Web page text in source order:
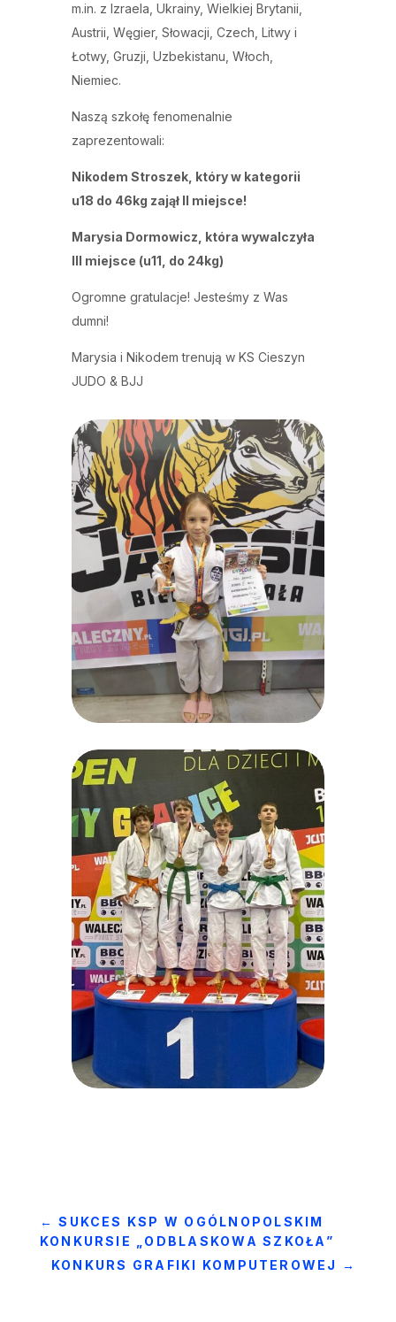
m.in. z Izraela, Ukrainy, Wielkiej Brytanii,
Austrii, Węgier, Słowacji, Czech, Litwy i
Łotwy, Gruzji, Uzbekistanu, Włoch,
Niemiec.
Naszą szkołę fenomenalnie
zaprezentowali:
Nikodem Stroszek, który w kategorii
u18 do 46kg zajął II miejsce!
Marysia Dormowicz, która wywalczyła
III miejsce (u11, do 24kg)
Ogromne gratulacje! Jesteśmy z Was
dumni!
Marysia i Nikodem trenują w KS Cieszyn
JUDO & BJJ
←SUKCES KSP W OGÓLNOPOLSKIM
KONKURSIE „ODBLASKOWA SZKOŁA”
KONKURS GRAFIKI KOMPUTEROWEJ
→